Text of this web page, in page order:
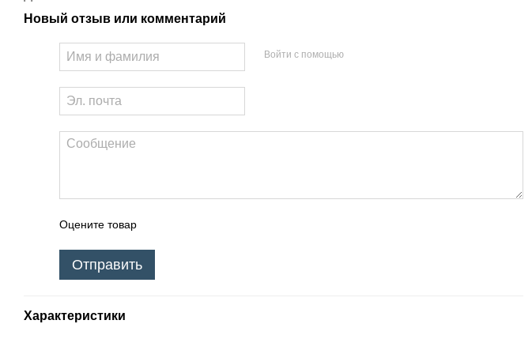
Новый отзыв или комментарий
Войти с помощью
Оцените товар
Отправить
Характеристики